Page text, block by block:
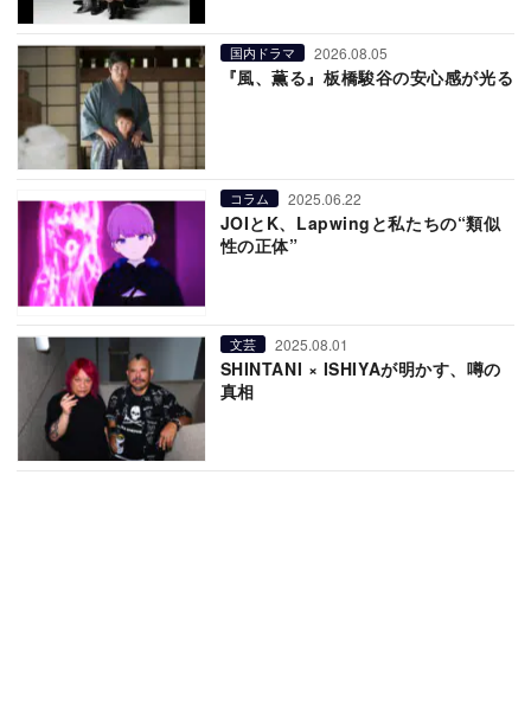
国内ドラマ 2026.08.05
『風、薫る』板橋駿谷の安心感が光る
コラム 2025.06.22
JOIとK、Lapwingと私たちの“類似
性の正体”
文芸 2025.08.01
SHINTANI × ISHIYAが明かす、噂の
真相